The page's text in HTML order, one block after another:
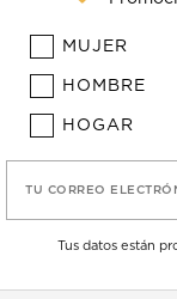
MUJER
HOMBRE
HOGAR
TU CORREO
Tus datos están